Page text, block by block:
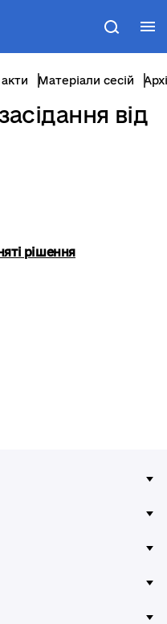
Пошук
Матеріали сесій
від
рішення